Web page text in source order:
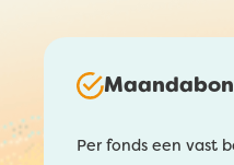
Per fonds een vast